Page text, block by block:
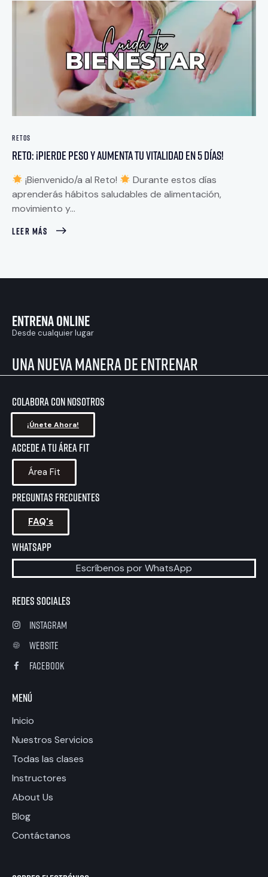
RETOS
Reto: ¡Pierde Peso y Aumenta tu Vitalidad en 5 Días!
¡Bienvenido/a al Reto!
Durante estos días
aprenderás hábitos saludables de alimentación,
movimiento y…
LEER MÁS
Entrena Online
Desde cualquier lugar
una nueva manera de entrenar
colabora con nosotros
¡Únete Ahora!
Accede a tu área fit
Área Fit
preguntas frecuentes
FAQ's
WHATSAPP
Escríbenos por WhatsApp
Redes sociales
Instagram
website
facebook
Menú
Inicio
Nuestros Servicios
Todas las clases
Instructores
About Us
Blog
Contáctanos